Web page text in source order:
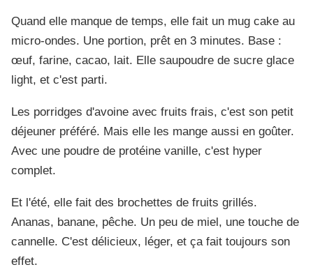
Quand elle manque de temps, elle fait un mug cake au
micro-ondes. Une portion, prêt en 3 minutes. Base :
œuf, farine, cacao, lait. Elle saupoudre de sucre glace
light, et c'est parti.
Les porridges d'avoine avec fruits frais, c'est son petit
déjeuner préféré. Mais elle les mange aussi en goûter.
Avec une poudre de protéine vanille, c'est hyper
complet.
Et l'été, elle fait des brochettes de fruits grillés.
Ananas, banane, pêche. Un peu de miel, une touche de
cannelle. C'est délicieux, léger, et ça fait toujours son
effet.